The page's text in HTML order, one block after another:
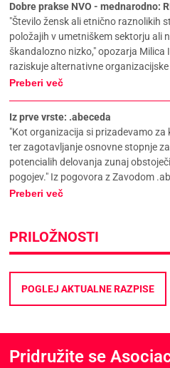
Dobre prakse NVO - mednarodno:
"Število žensk ali etnično raznolikih
položajih v umetniškem sektorju ali
škandalozno nizko," opozarja Milica
raziskuje alternativne
Preberi več
Iz prve vrste: .abeceda
"Kot organizacija si prizadevamo
ter zagotavljanje osnovne stopnje
potencialih delovanja zunaj
pogojev." Iz pogovora z Zavodom
Preberi več
PRILOŽNOSTI
POGLEJ AKTUALNE RAZPISE
Pridružite se